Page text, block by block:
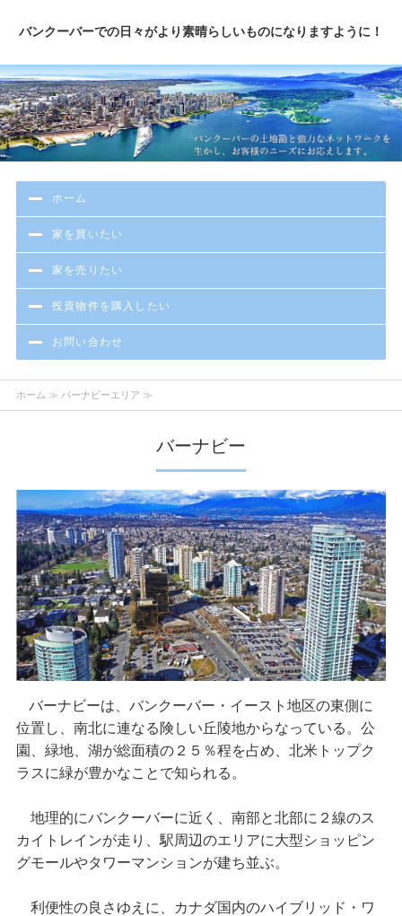
バンクーバーでの日々がより素晴らしいものになりますように！
ホーム
家を買いたい
家を売りたい
投資物件を購入したい
お問い合わせ
ホーム ≫ バーナビーエリア ≫
バーナビー
バーナビーは、バンクーバー・イースト地区の東側に
位置し、南北に連なる険しい丘陵地からなっている。公
園、緑地、湖が総面積の２５％程を占め、北米トップク
ラスに緑が豊かなことで知られる。
地理的にバンクーバーに近く、南部と北部に２線のス
カイトレインが走り、駅周辺のエリアに大型ショッピン
グモールやタワーマンションが建ち並ぶ。
利便性の良さゆえに、カナダ国内のハイブリッド・ワ